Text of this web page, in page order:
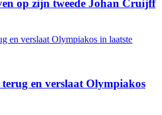
op zijn tweede Johan Cruijff
en verslaat Olympiakos